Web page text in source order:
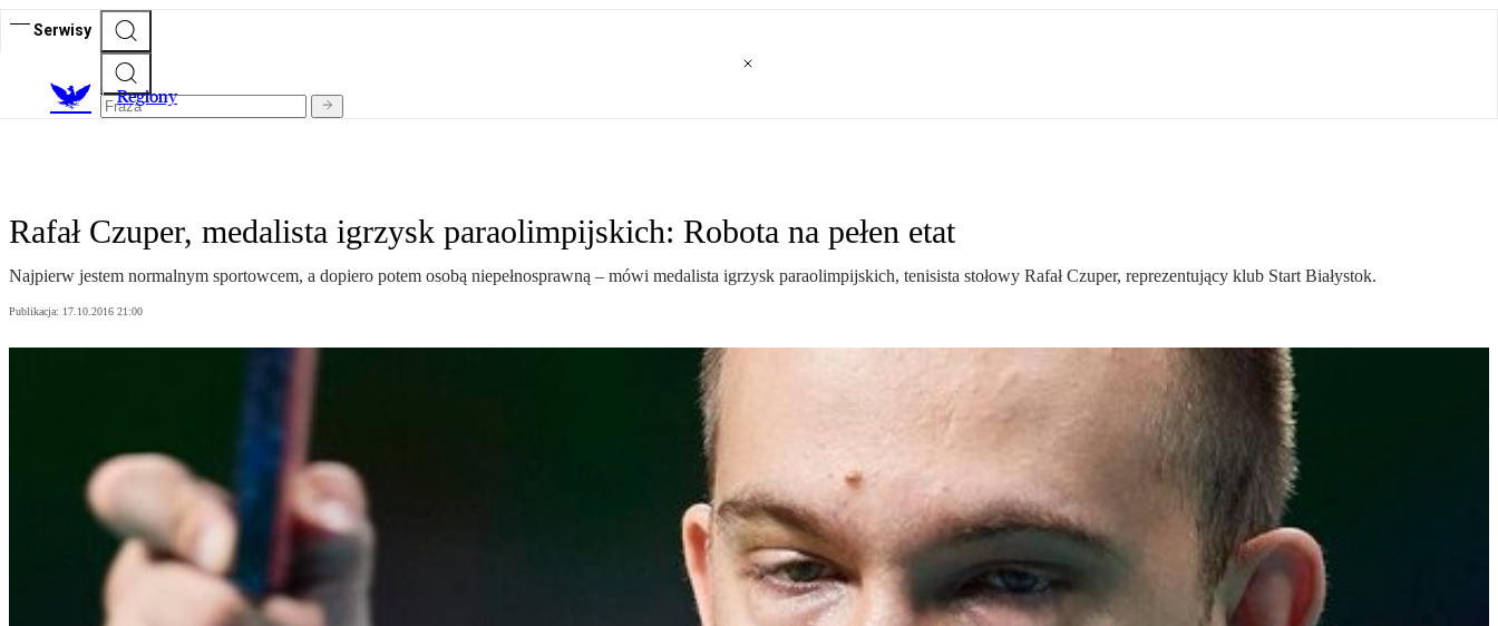
Serwisy
Regiony
Rafał Czuper, medalista igrzysk paraolimpijskich: Robota na pełen etat
Najpierw jestem normalnym sportowcem, a dopiero potem osobą niepełnosprawną – mówi medalista igrzysk paraolimpijskich, tenisista stołowy Rafał Czuper, reprezentujący klub Start Białystok.
Publikacja: 17.10.2016 21:00